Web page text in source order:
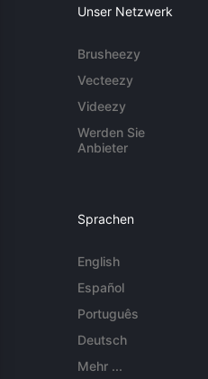
Unser Netzwerk
Brusheezy
Vecteezy
Videezy
Werden Sie
Anbieter
Sprachen
English
Español
Português
Deutsch
Mehr ...